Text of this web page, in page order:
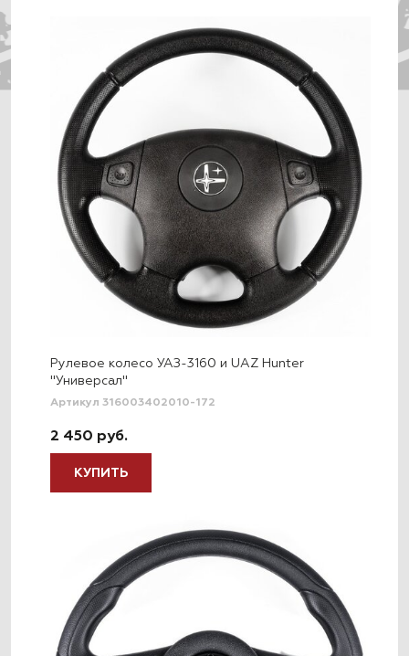
Рулевое колесо УАЗ-3160 и UAZ Hunter
"Универсал"
Артикул 316003402010-172
2 450 руб.
КУПИТЬ